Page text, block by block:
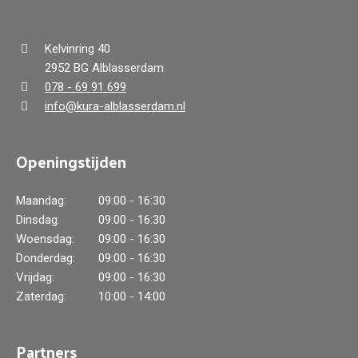
Kelvinring 40
2952 BG Alblasserdam
078 - 69 91 699
info@kura-alblasserdam.nl
Openingstijden
Maandag:
09:00 - 16:30
Dinsdag:
09:00 - 16:30
Woensdag:
09:00 - 16:30
Donderdag:
09:00 - 16:30
Vrijdag:
09:00 - 16:30
Zaterdag:
10:00 - 14:00
Partners